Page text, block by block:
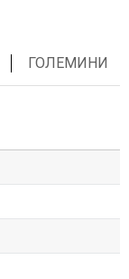
ГОЛЕМИНИ